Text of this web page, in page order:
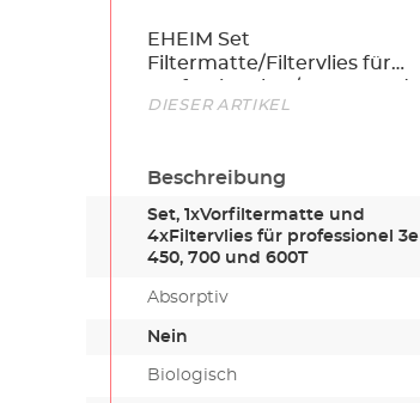
Name
EHEIM Set
Filtermatte/Filtervlies für
professionel 3e/5e 450 und
700
Link
DIESER ARTIKEL
Beschreibung
Set, 1xVorfiltermatte und
4xFiltervlies für professionel 3e
450, 700 und 600T
Absorptiv
Nein
Biologisch